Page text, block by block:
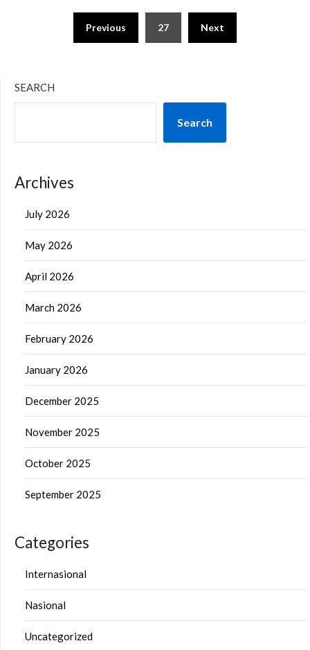
pagination
Previous 27 Next
SEARCH
Search
Archives
July 2026
May 2026
April 2026
March 2026
February 2026
January 2026
December 2025
November 2025
October 2025
September 2025
Categories
Internasional
Nasional
Uncategorized